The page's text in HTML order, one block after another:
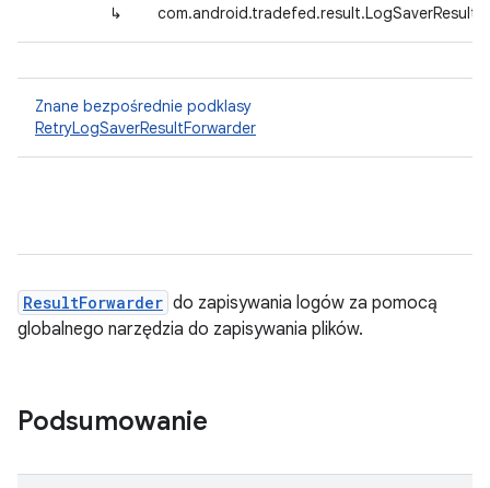
↳
Znane bezpośrednie podklasy
RetryLogSaverResultForwarder
ResultForwarder do zapisywania logów za pomocą
globalnego narzędzia do zapisywania plików.
Podsumowanie